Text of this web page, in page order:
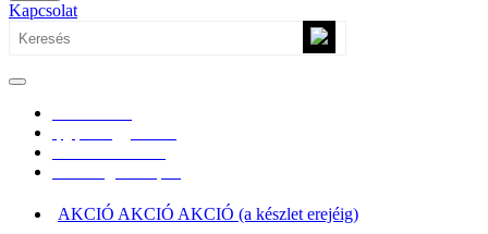
Kapcsolat
AKCIÓ AKCIÓ AKCIÓ (a készlet erejéig)